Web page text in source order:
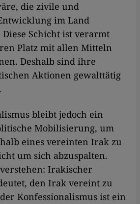
die zivile und
im Land
Schicht ist verarmt
Platz mit allen Mitteln
Deshalb sind ihre
Aktionen gewalttätig
bleibt jedoch ein
Mobilisierung, um
eines vereinten Irak zu
um sich abzuspalten.
Irakischer
den Irak vereint zu
Konfessionalismus ist ein